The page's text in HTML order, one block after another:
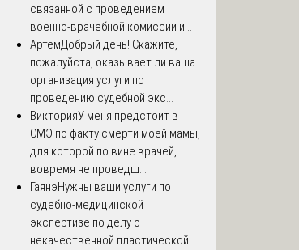
связанной с проведением
военно-врачебной комиссии и...
АртёмДобрый день! Скажите,
пожалуйста, оказывает ли ваша
организация услуги по
проведению судебной экс...
ВикторияУ меня предстоит в
СМЭ по факту смерти моей мамы,
для которой по вине врачей,
вовремя не проведш...
ГаянэНужны ваши услуги по
судебно-медицинской
экспертизе по делу о
некачественной пластической